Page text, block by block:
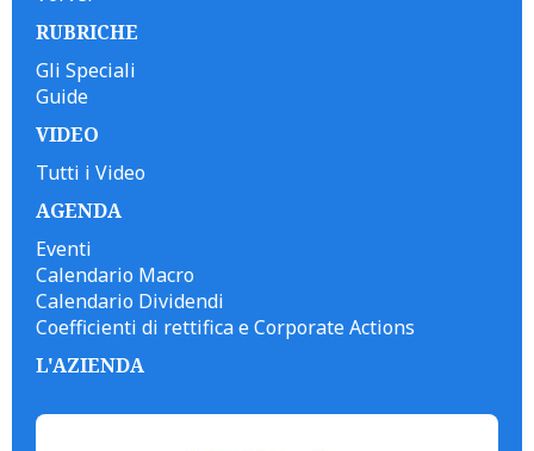
RUBRICHE
Gli Speciali
Guide
VIDEO
Tutti i Video
AGENDA
Eventi
Calendario Macro
Calendario Dividendi
Coefficienti di rettifica e Corporate Actions
L'AZIENDA